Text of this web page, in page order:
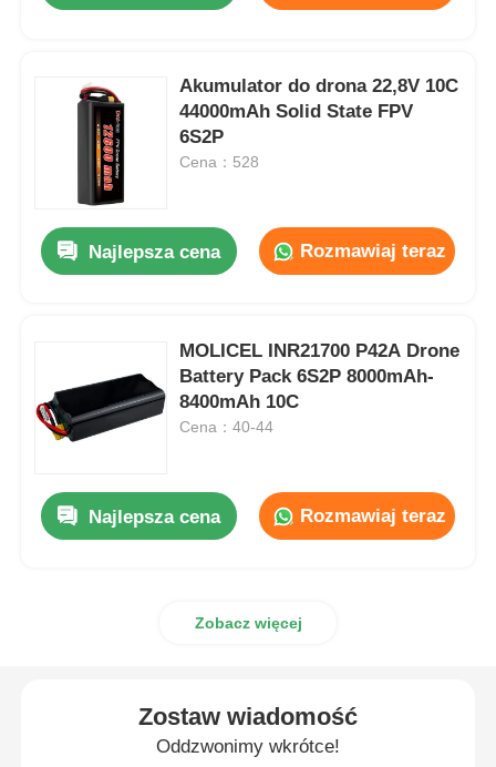
Strona Główna
Produkty
O nas
Kontrola jakości
Wiadomości
drony przemysłowe
Akumulator do drona 22,8V 10C
44000mAh Solid State FPV
6S2P
Cena：528
Najlepsza cena Rozmawiaj teraz
MOLICEL INR21700 P42A Drone
Battery Pack 6S2P 8000mAh-
8400mAh 10C
Cena：40-44
Najlepsza cena Rozmawiaj teraz
Zobacz więcej
Zostaw wiadomość
Oddzwonimy wkrótce!